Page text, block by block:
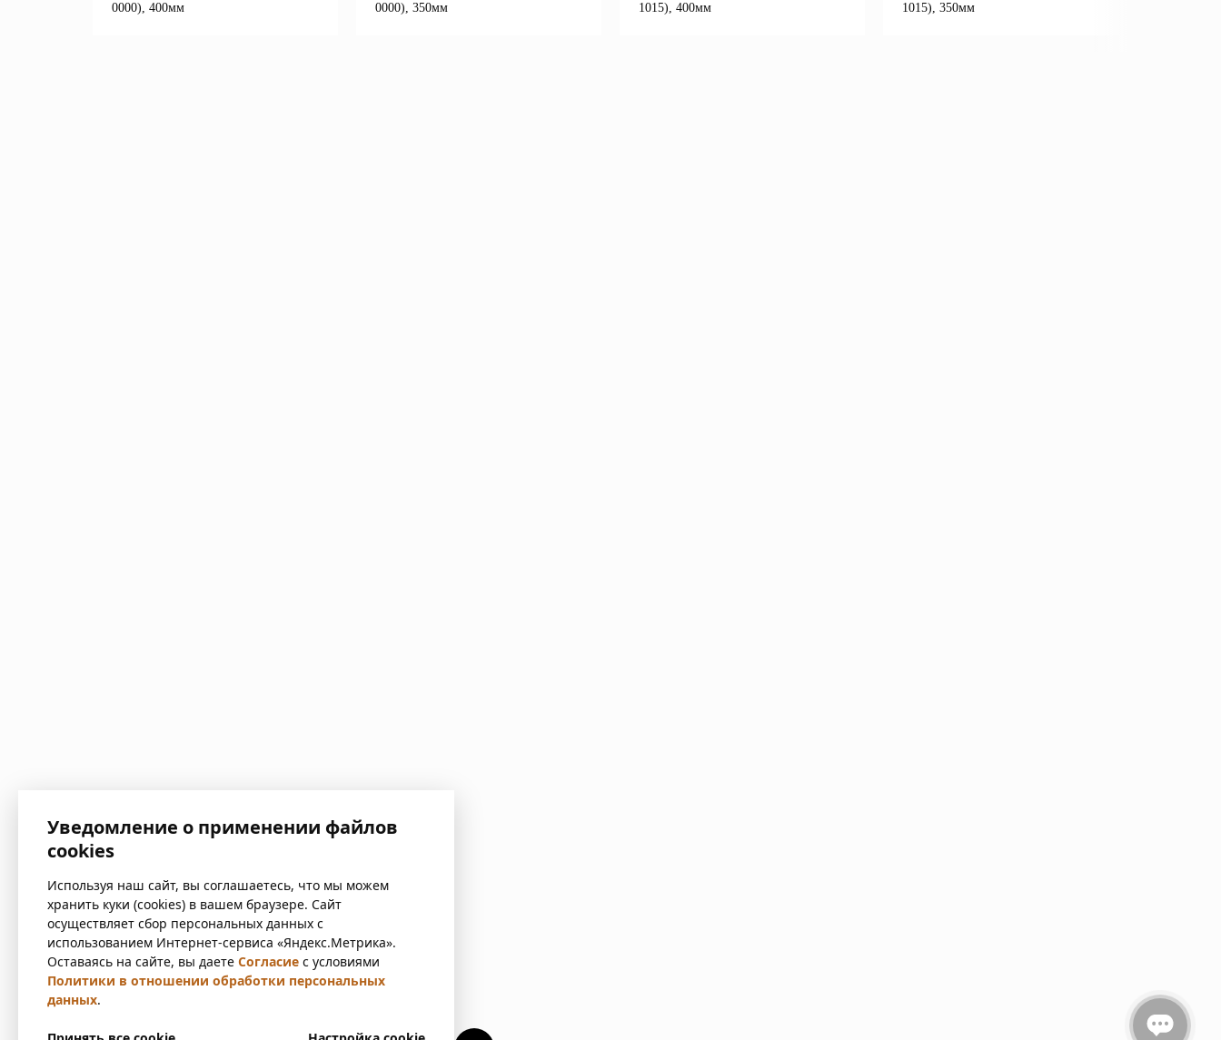
0000), 400мм
0000), 350мм
1015), 400мм
1015), 350мм
Уведомление о применении файлов
cookies
Используя наш сайт, вы соглашаетесь, что мы можем
хранить куки (cookies) в вашем браузере. Сайт
осуществляет сбор персональных данных с
использованием Интернет-сервиса «Яндекс.Метрика».
Оставаясь на сайте, вы даете Согласие с условиями
Политики в отношении обработки персональных
данных.